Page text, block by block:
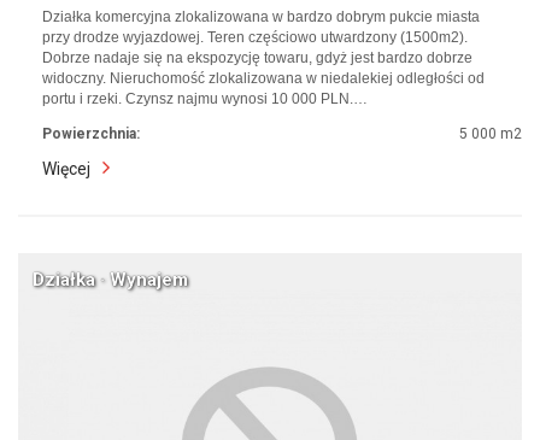
Działka komercyjna zlokalizowana w bardzo dobrym pukcie miasta
przy drodze wyjazdowej. Teren częściowo utwardzony (1500m2).
Dobrze nadaje się na ekspozycję towaru, gdyż jest bardzo dobrze
widoczny. Nieruchomość zlokalizowana w niedalekiej odległości od
portu i rzeki. Czynsz najmu wynosi 10 000 PLN.…
Powierzchnia: 5 000 m2
Więcej
Działka · Wynajem